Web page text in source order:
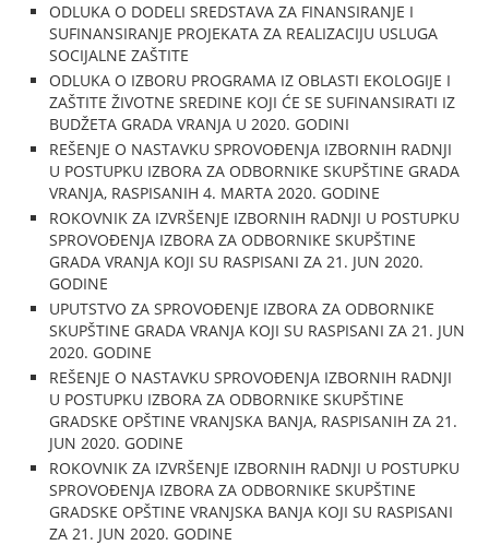
ODLUKA O DODELI SREDSTAVA ZA FINANSIRANJE I
SUFINANSIRANJE PROJEKATA ZA REALIZACIJU USLUGA
SOCIJALNE ZAŠTITE
ODLUKA O IZBORU PROGRAMA IZ OBLASTI EKOLOGIJE I
ZAŠTITE ŽIVOTNE SREDINE KOJI ĆE SE SUFINANSIRATI IZ
BUDŽETA GRADA VRANJA U 2020. GODINI
REŠENJE O NASTAVKU SPROVOĐENJA IZBORNIH RADNJI
U POSTUPKU IZBORA ZA ODBORNIKE SKUPŠTINE GRADA
VRANJA, RASPISANIH 4. MARTA 2020. GODINE
ROKOVNIK ZA IZVRŠENJE IZBORNIH RADNJI U POSTUPKU
SPROVOĐENJA IZBORA ZA ODBORNIKE SKUPŠTINE
GRADA VRANJA KOJI SU RASPISANI ZA 21. JUN 2020.
GODINE
UPUTSTVO ZA SPROVOĐENJE IZBORA ZA ODBORNIKE
SKUPŠTINE GRADA VRANJA KOJI SU RASPISANI ZA 21. JUN
2020. GODINE
REŠENJE O NASTAVKU SPROVOĐENJA IZBORNIH RADNJI
U POSTUPKU IZBORA ZA ODBORNIKE SKUPŠTINE
GRADSKE OPŠTINE VRANJSKA BANJA, RASPISANIH ZA 21.
JUN 2020. GODINE
ROKOVNIK ZA IZVRŠENJE IZBORNIH RADNJI U POSTUPKU
SPROVOĐENJA IZBORA ZA ODBORNIKE SKUPŠTINE
GRADSKE OPŠTINE VRANJSKA BANJA KOJI SU RASPISANI
ZA 21. JUN 2020. GODINE